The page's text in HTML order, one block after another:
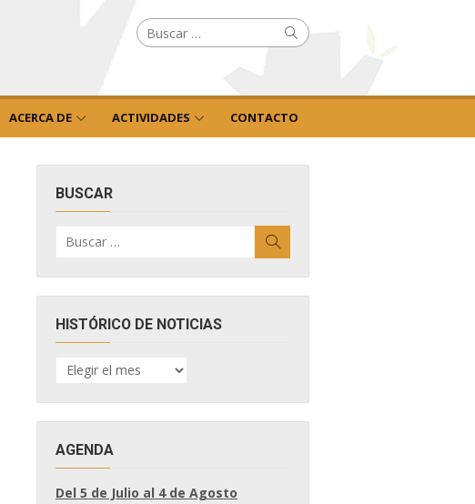
Buscar
por: Buscar
ACERCA DE ACTIVIDADES CONTACTO
BUSCAR
por:
HISTÓRICO DE NOTICIAS
HISTÓRICO
DE
AGENDA
Del 5 de Julio al 4 de Agosto